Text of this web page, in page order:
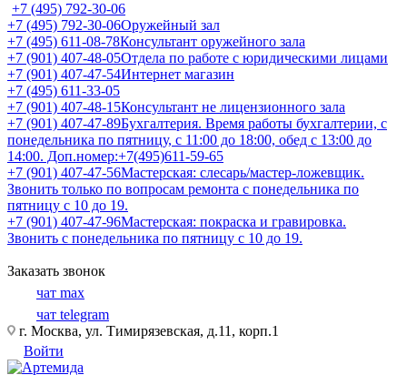
+7 (495) 792-30-06
+7 (495) 792-30-06Оружейный зал
+7 (495) 611-08-78Консультант оружейного зала
+7 (901) 407-48-05Отдела по работе с юридическими лицами
+7 (901) 407-47-54Интернет магазин
+7 (495) 611-33-05
+7 (901) 407-48-15Консультант не лицензионного зала
+7 (901) 407-47-89Бухгалтерия. Время работы бухгалтерии, с
понедельника по пятницу, с 11:00 до 18:00, обед с 13:00 до
14:00. Доп.номер:+7(495)611-59-65
+7 (901) 407-47-56Мастерская: слесарь/мастер-ложевщик.
Звонить только по вопросам ремонта с понедельника по
пятницу с 10 до 19.
+7 (901) 407-47-96Мастерская: покраска и гравировка.
Звонить с понедельника по пятницу с 10 до 19.
Заказать звонок
чат max
чат telegram
г. Москва, ул. Тимирязевская, д.11, корп.1
Войти